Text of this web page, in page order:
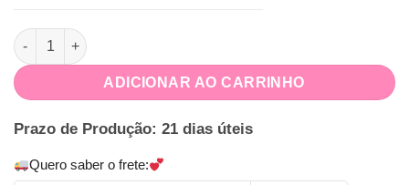
Kit Festa Na Caixa Aviador quantidade
ADICIONAR AO CARRINHO
Prazo de Produção: 21 dias úteis
Quero saber o frete: